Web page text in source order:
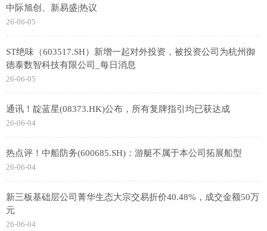
中际旭创、新易盛|热议
26-06-05
ST绝味（603517.SH）新增一起对外投资，被投资公司为杭州御
德泰数智科技有限公司_每日消息
26-06-05
通讯！靛蓝星(08373.HK)公布，所有复牌指引均已获达成
26-06-04
热点评！中船防务(600685.SH)：游艇不属于本公司拓展船型
26-06-04
新三板基础层公司菁华生态大宗交易折价40.48%，成交金额50万
元
26-06-04